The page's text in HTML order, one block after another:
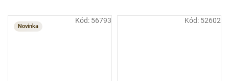
Novinka
Kód: 56793 Kód: 52602